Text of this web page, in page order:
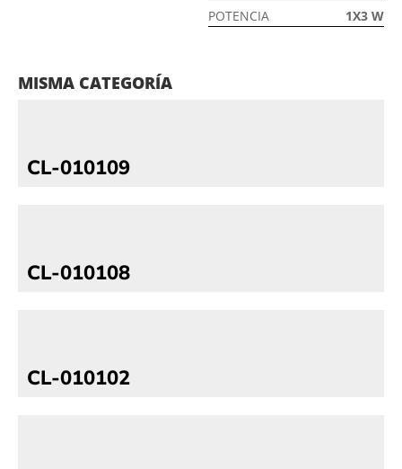
POTENCIA
1X3 W
MISMA CATEGORÍA
CL-010109
CL-010108
CL-010102